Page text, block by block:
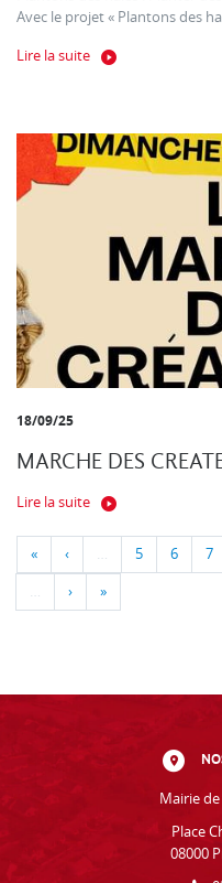
Avec le projet « Plantons des
Lire la suite
18/09/25
MARCHE DES
Lire la suite
« ‹ … 5 6 7
… › »
Mairie
Place
08000